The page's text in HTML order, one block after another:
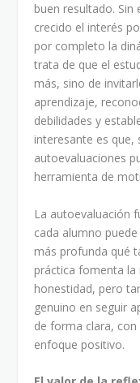
buen resultado.
crecido el interés
por completo la
trata de que el
más, sino de
aprendizaje,
debilidades y
interesante es que,
autoevaluaciones
herramienta de
La autoevaluación
cada alumno
más profunda qué
práctica fomenta la
honestidad, pero
genuino en seguir
de forma clara,
enfoque positivo.